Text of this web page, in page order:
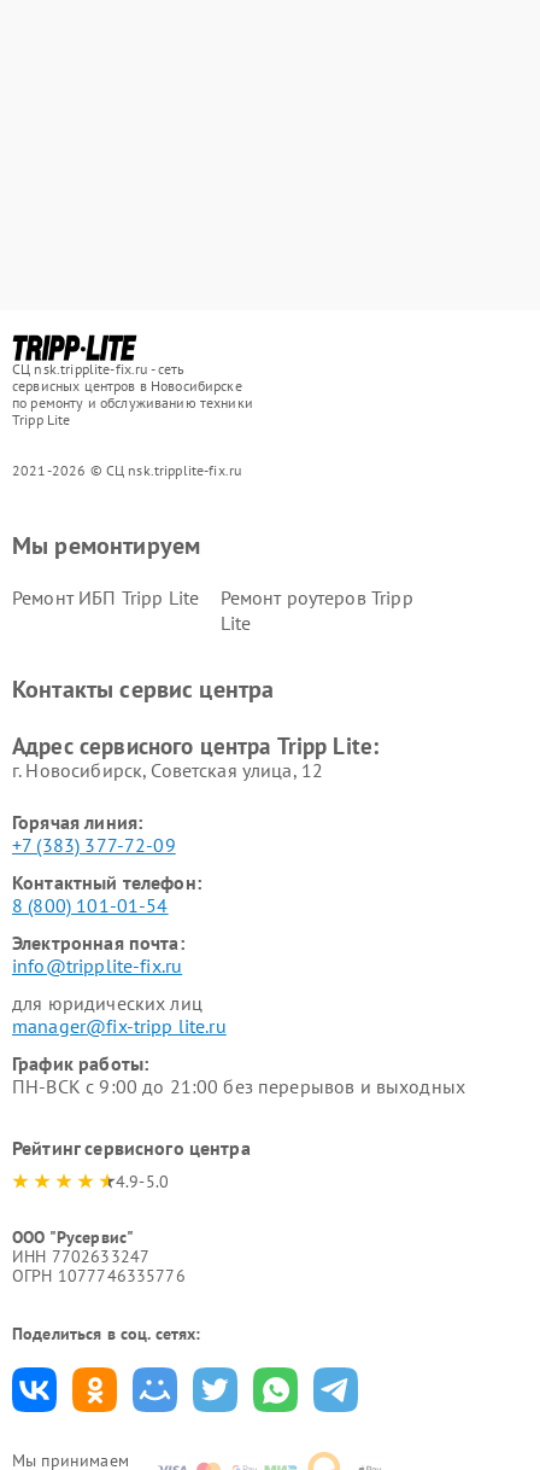
СЦ nsk.tripplite-fix.ru - сеть
сервисных центров в Новосибирске
по ремонту и обслуживанию техники
Tripp Lite
2021-2026 © СЦ nsk.tripplite-fix.ru
Мы принимаем
Мы ремонтируем
Ремонт ИБП Tripp Lite
Ремонт роутеров Tripp
Lite
Контакты сервис центра
Адрес сервисного центра Tripp Lite:
г. Новосибирск, Советская улица, 12
Горячая линия:
+7 (383) 377-72-09
Контактный телефон:
8 (800) 101-01-54
Электронная почта:
info@tripplite-fix.ru
для юридических лиц
manager@fix-tripp lite.ru
График работы:
ПН-ВСК с 9:00 до 21:00 без перерывов и выходных
Рейтинг сервисного центра
4.9-5.0
ООО "Русервис"
ИНН 7702633247
ОГРН 1077746335776
Поделиться в соц. сетях: